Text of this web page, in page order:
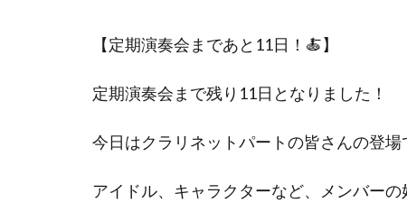
【定期演奏会まであと11日！🍝】
定期演奏会まで残り11日となりました！
今日はクラリネットパートの皆さんの登
アイドル、キャラクターなど、メンバー